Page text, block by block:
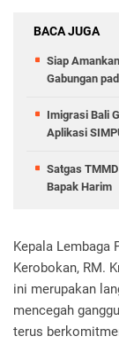
BACA JUGA
Siap
Gabungan
Imigrasi Bali
Aplikasi
Satgas
Bapak Harim
Kepala Lembaga
Kerobokan, RM.
ini merupakan
mencegah
terus